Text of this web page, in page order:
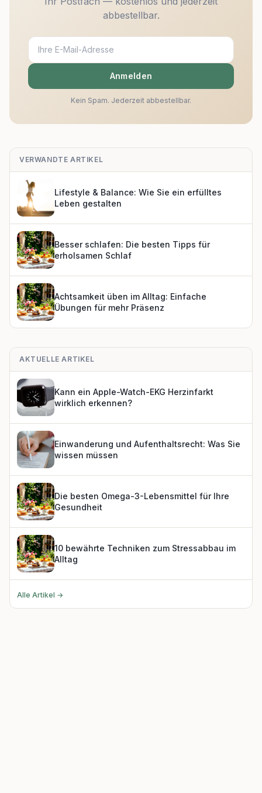
abbestellbar.
Anmelden
Kein Spam. Jederzeit abbestellbar.
VERWANDTE ARTIKEL
Lifestyle & Balance: Wie Sie ein erfülltes
Leben gestalten
Besser schlafen: Die besten Tipps für
erholsamen Schlaf
Achtsamkeit üben im Alltag: Einfache
Übungen für mehr Präsenz
AKTUELLE ARTIKEL
Kann ein Apple-Watch-EKG Herzinfarkt
wirklich erkennen?
Einwanderung und Aufenthaltsrecht: Was Sie
wissen müssen
Die besten Omega-3-Lebensmittel für Ihre
Gesundheit
10 bewährte Techniken zum Stressabbau im
Alltag
Alle Artikel →